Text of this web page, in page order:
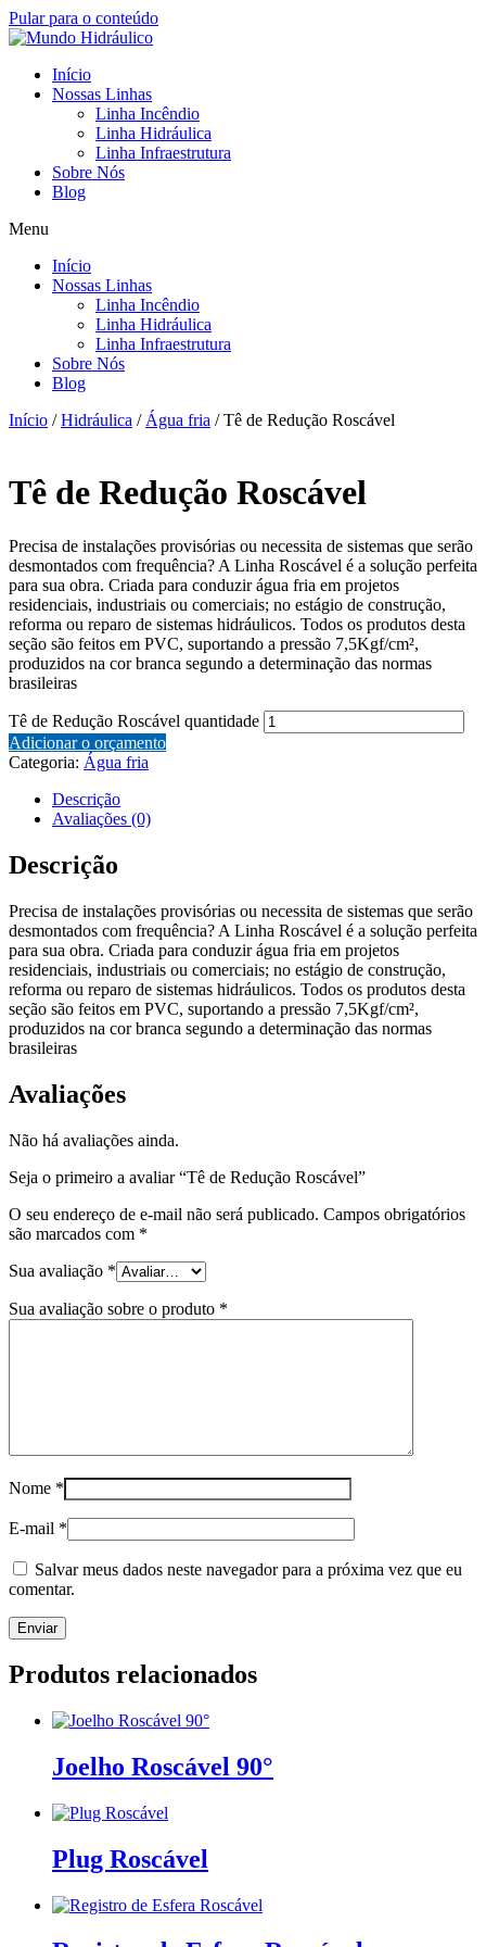
Pular para o conteúdo
Início
Nossas Linhas
Linha Incêndio
Linha Hidráulica
Linha Infraestrutura
Sobre Nós
Blog
Menu
Início
Nossas Linhas
Linha Incêndio
Linha Hidráulica
Linha Infraestrutura
Sobre Nós
Blog
Início /Hidráulica / Água fria / Tê de Redução Roscável
Tê de Redução Roscável
Precisa de instalações provisórias ou necessita de sistemas que serão
desmontados com frequência? A Linha Roscável é a solução perfeita
para sua obra. Criada para conduzir água fria em projetos
residenciais, industriais ou comerciais; no estágio de construção,
reforma ou reparo de sistemas hidráulicos. Todos os produtos desta
seção são feitos em PVC, suportando a pressão 7,5Kgf/cm²,
produzidos na cor branca segundo a determinação das normas
brasileiras
Tê de Redução Roscável quantidade
Adicionar o orçamento
Categoria: Água fria
Descrição
Avaliações (0)
Descrição
Precisa de instalações provisórias ou necessita de sistemas que serão
desmontados com frequência? A Linha Roscável é a solução perfeita
para sua obra. Criada para conduzir água fria em projetos
residenciais, industriais ou comerciais; no estágio de construção,
reforma ou reparo de sistemas hidráulicos. Todos os produtos desta
seção são feitos em PVC, suportando a pressão 7,5Kgf/cm²,
produzidos na cor branca segundo a determinação das normas
brasileiras
Avaliações
Não há avaliações ainda.
Seja o primeiro a avaliar “Tê de Redução Roscável”
O seu endereço de e-mail não será publicado. Campos obrigatórios
são marcados com *
Sua avaliação *
Sua avaliação sobre o produto *
Nome *
E-mail *
Salvar meus dados neste navegador para a próxima vez que eu
comentar.
Produtos relacionados
Joelho Roscável 90°
Plug Roscável